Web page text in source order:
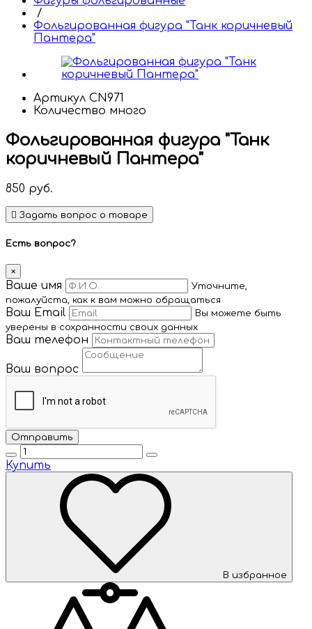
/
Фольгированная фигура "Танк коричневый
Пантера"
Артикул CN971
Количество много
Фольгированная фигура "Танк
коричневый Пантера"
850 руб.
Задать вопрос о товаре
Есть вопрос?
×
Ваше имя
Уточните,
пожалуйста, как к вам можно обращаться
Ваш Email
Вы можете быть
уверены в сохранности своих данных
Ваш телефон
Ваш вопрос
Купить
В избранное